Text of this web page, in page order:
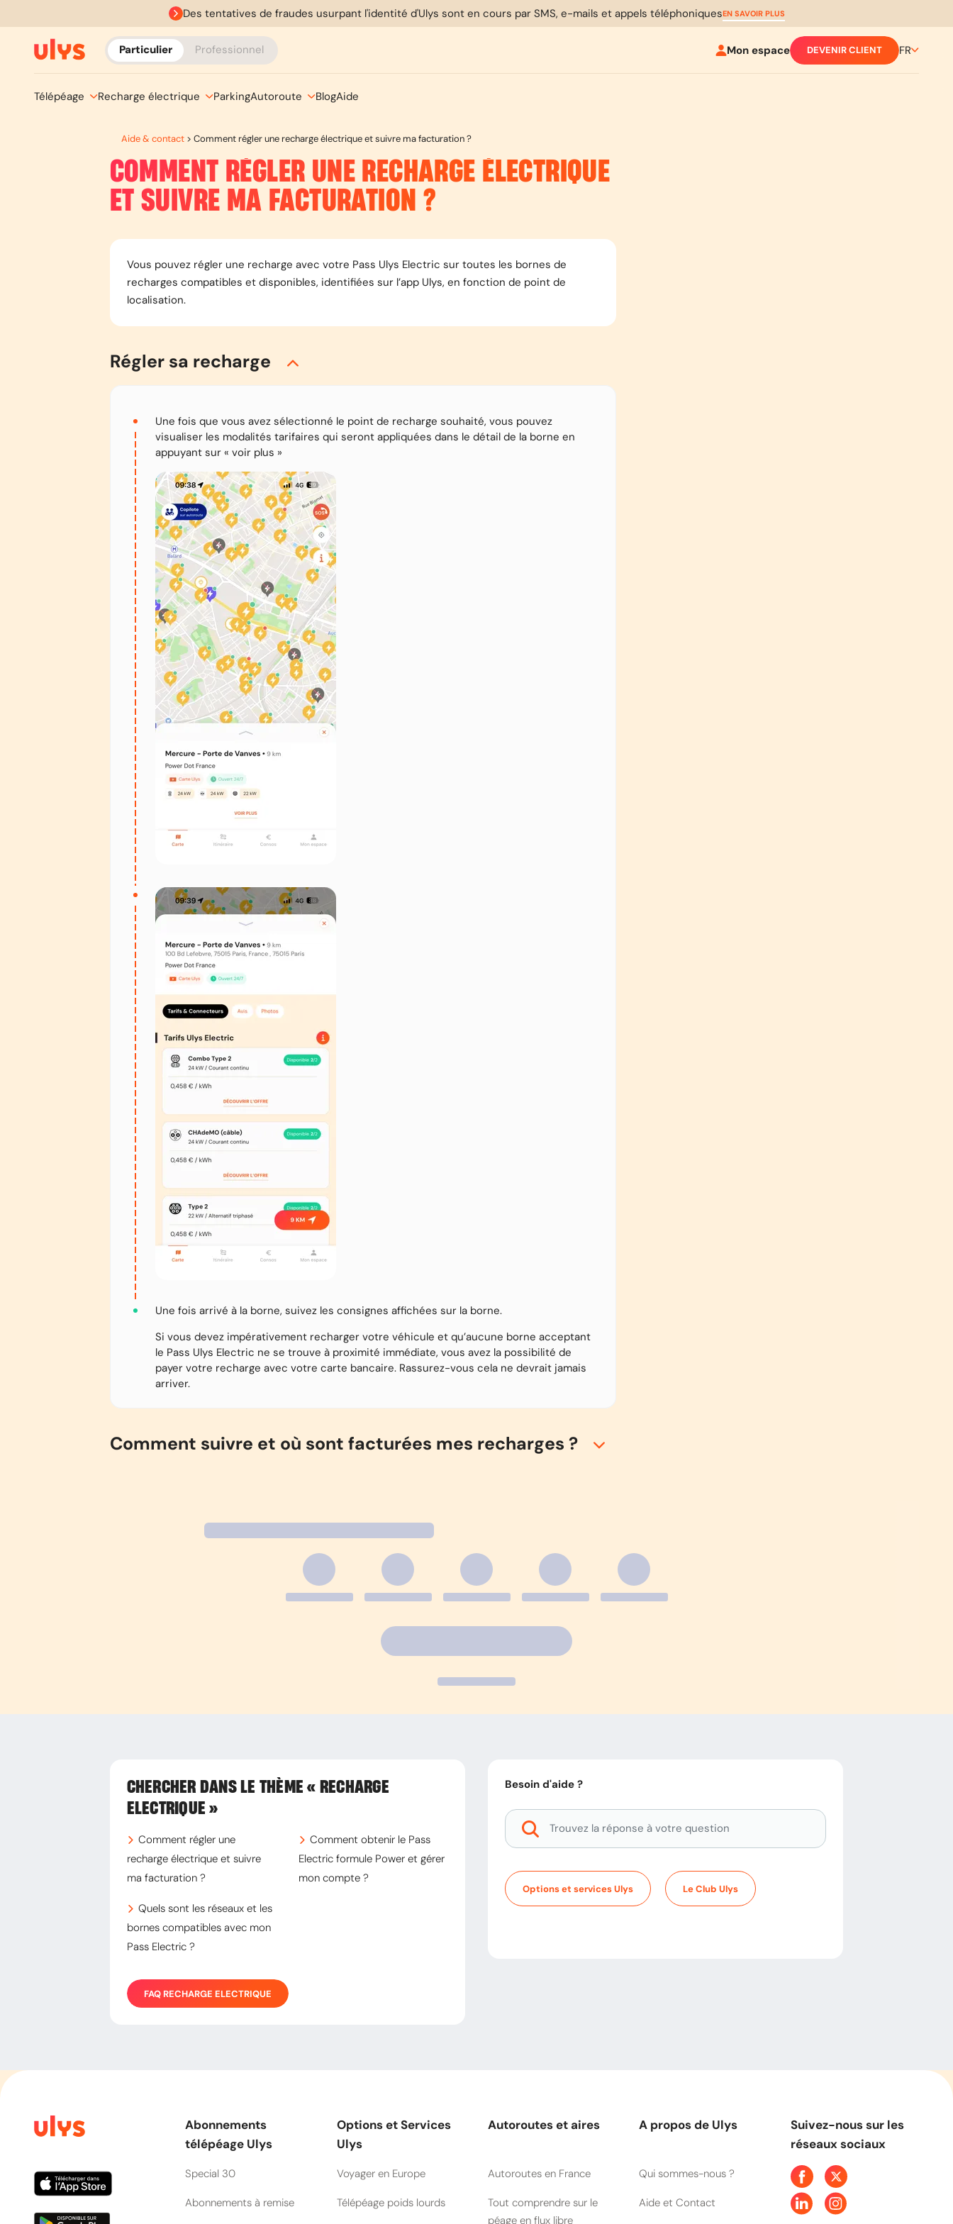
Des tentatives de fraudes usurpant l'identité d'Ulys sont en cours par SMS, e-mails et appels téléphoniquesEN SAVOIR PLUS
Particulier Professionnel Mon espace DEVENIR CLIENT FR
Télépéage Recharge électrique ParkingAutoroute BlogAide
Aide & contact> Comment régler une recharge électrique et suivre ma facturation ?
COMMENT RÉGLER UNE RECHARGE ÉLECTRIQUE
ET SUIVRE MA FACTURATION ?
Vous pouvez régler une recharge avec votre Pass Ulys Electric sur toutes les bornes de
recharges compatibles et disponibles, identifiées sur l’app Ulys, en fonction de point de
localisation.
Régler sa recharge
Une fois que vous avez sélectionné le point de recharge souhaité, vous pouvez
visualiser les modalités tarifaires qui seront appliquées dans le détail de la borne en
appuyant sur « voir plus »
Une fois arrivé à la borne, suivez les consignes affichées sur la borne.
Si vous devez impérativement recharger votre véhicule et qu’aucune borne acceptant
le Pass Ulys Electric ne se trouve à proximité immédiate, vous avez la possibilité de
payer votre recharge avec votre carte bancaire. Rassurez-vous cela ne devrait jamais
arriver.
Comment suivre et où sont facturées mes recharges ?
À tout moment, depuis l’app Ulys ou le site Ulys.com vous pouvez vous connecter sur votre
• Vos recharges du mois en cours
CHERCHER DANS LE THÈME « RECHARGE
ELECTRIQUE »
Comment régler une
recharge électrique et suivre
ma facturation ?
Quels sont les réseaux et les
bornes compatibles avec mon
Pass Electric ?
Comment obtenir le Pass
Electric formule Power et gérer
mon compte ?
FAQ RECHARGE ELECTRIQUE
Besoin d'aide ?
Options et services Ulys Le Club Ulys
Abonnements
télépéage Ulys
Special 30
Abonnements à remise
Options et Services
Ulys
Voyager en Europe
Télépéage poids lourds
Autoroutes et aires
Autoroutes en France
Tout comprendre sur le
péage en flux libre
A propos de Ulys
Qui sommes-nous ?
Aide et Contact
Suivez-nous sur les
réseaux sociaux